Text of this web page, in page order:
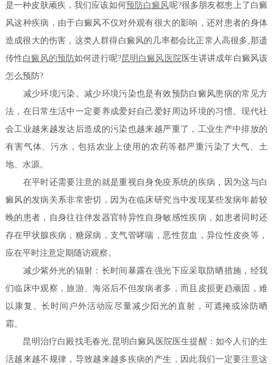
是一种皮肤顽疾，我们应该如何预防白癜风呢?很多朋友都患上了白癜
风这种疾病，由于白癜风不仅对外观有很大的影响，还对患者的身体
造成很大的伤害，这类人群得白癜风的几率都会比正常人高很多,那遗
传性白癜风的预防如何进行呢?昆明白癜风医院医生讲讲成年白癜风该
怎么预防?
减少环境污染。减少环境污染也是有效预防白癜风患病的常见方
法，在日常生活中一定要养成爱好自己爱好周边环境的习惯。现代社
会工业越来越发达后造成的污染也越来越严重了，工业生产中排放的
有害气体、污水，包括农业上使用的农药等都严重污染了大气、土
地、水源。
在平时还需要注意的就是重视自身免疫系统的疾病，因为这与白
癜风的发病关系非常密切，因为在临床研究当中发现某些发病年龄较
晚的患者，自身往往伴发器官特异性自身敏感性疾病，如患者同时还
存在甲状腺疾病，糖尿病，支气管哮喘，恶性贫血，异位性皮炎等，
应在平时注意定期随访观察。
减少紫外光的辐射：长时间暴露在强光下应采取防晒措施，经我
们临床中观察，旅游、海浴后不但发病者多，而且皮损更趋顽固，难
以康复。长时间户外活动应尽量减少阳光的直射，可遮掩或涂防晒
霜。
昆明治疗白殿找毛春光,昆明白癜风医院医生提醒：如今人们的生
活越来越不规律，导致越来越多疾病的产生，因此我们一定要注意这